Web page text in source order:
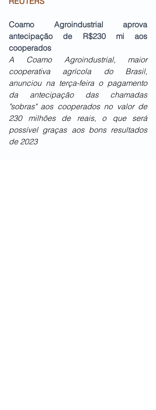
Coamo Agroindustrial aprova
antecipação de R$230 mi aos
cooperados
A Coamo Agroindustrial, maior
cooperativa agrícola do Brasil,
anunciou na terça-feira o pagamento
da antecipação das chamadas
"sobras" aos cooperados no valor de
230 milhões de reais, o que será
possível graças aos bons resultados
de 2023